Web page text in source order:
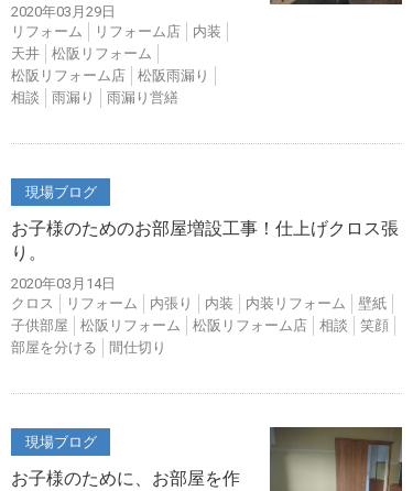
2020年03月29日
リフォーム
リフォーム店
内装
天井
松阪リフォーム
松阪リフォーム店
松阪雨漏り
相談
雨漏り 雨漏り営繕
現場ブログ
お子様のためのお部屋増設工事！仕上げクロス張
り。
2020年03月14日
クロス
リフォーム 内張り 内装 内装リフォーム
壁紙
子供部屋
松阪リフォーム 松阪リフォーム店 相談
笑顔
部屋を分ける
間仕切り
現場ブログ
お子様のために、お部屋を作